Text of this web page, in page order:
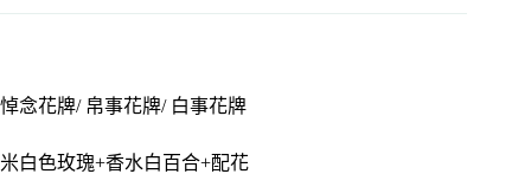
悼念花牌/ 帛事花牌/ 白事花牌
米白色玫瑰+香水白百合+配花